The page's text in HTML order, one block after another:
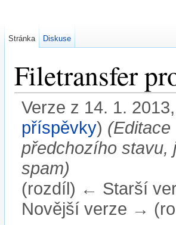
Filetransfer
Verze z 14. 1.
příspěvky) (Editace
předchozího stavu,
spam)
(rozdíl) ← Starší
Novější verze →
Stránka Diskuse